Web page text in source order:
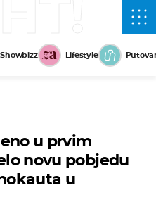
Showbizz Lifestyle
u prvim
novu pobjedu
u